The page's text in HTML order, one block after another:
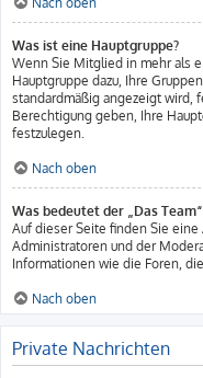
Was ist eine Hauptgruppe?
Wenn Sie Mitglied in mehr als
Hauptgruppe dazu, Ihre
standardmäßig angezeigt wird,
Berechtigung geben, Ihre
festzulegen.
Nach oben
Was bedeutet der „Das
Auf dieser Seite finden Sie
Administratoren und der
Informationen wie die Foren,
Nach oben
Private Nachrichten